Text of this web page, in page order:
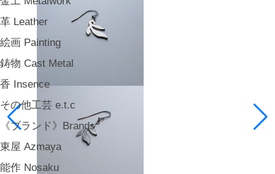
革 Leather
絵画 Painting
鋳物 Cast Metal
香 Insence
その他工芸 e.t.c
《ブランド》Brands
東屋 Azmaya
能作 Nosaku